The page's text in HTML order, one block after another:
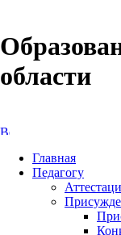
области
Главная
Педагогу